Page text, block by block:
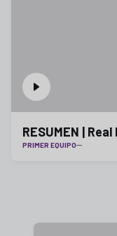
RESUMEN |
PRIMER EQUIPO